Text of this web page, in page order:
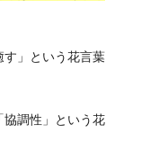
す」という花言葉
協調性」という花